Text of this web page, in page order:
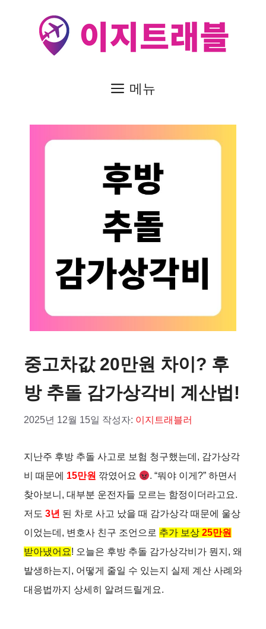
메뉴
중고차값 20만원 차이? 후
방 추돌 감가상각비 계산법!
2025년 12월 15일 작성자: 이지트래블러
지난주 후방 추돌 사고로 보험 청구했는데, 감가상각
비 때문에 15만원 깎였어요
. “뭐야 이게?” 하면서
찾아보니, 대부분 운전자들 모르는 함정이더라고요.
저도 3년 된 차로 사고 났을 때 감가상각 때문에 울상
이었는데, 변호사 친구 조언으로 추가 보상 25만원
받아냈어요! 오늘은 후방 추돌 감가상각비가 뭔지, 왜
발생하는지, 어떻게 줄일 수 있는지 실제 계산 사례와
대응법까지 상세히 알려드릴게요.